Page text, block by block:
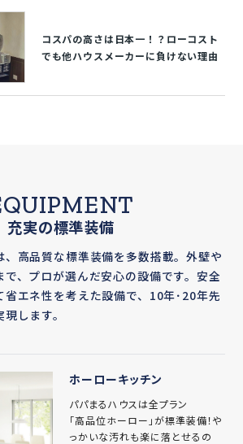
コスパの高さは日本一！？ローコスト
でも他ハウスメーカーに負けない理由
充実の標準装備
、高品質な標準装備を多数搭載。外壁や
、プロが選んだ安心の設備です。安全
省エネ性を考えた設備で、10年･20年先
します。
ホーローキッチン
パパまるハウスは全プラン
「高品位ホーロー」が標準装備！や
っかいな汚れも楽に落とせるの